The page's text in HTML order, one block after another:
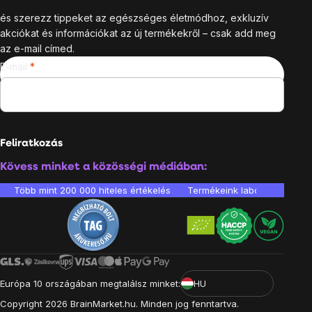
és szerezz tippeket az egészséges életmódhoz, exkluzív
akciókat és információkat az új termékekről – csak add meg
az e-mail címed.
E-mail
Feliratkozás
Kövess minket a közösségi médiában:
Több mint 200 000 hiteles értékelés Termékeink
Európa 10 országában megtalálsz minket:
HU
Copyright 2026 BrainMarket.hu. Minden jog fenntartva.